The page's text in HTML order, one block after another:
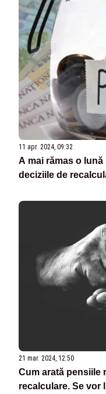
11 apr. 2024, 09:32
A mai rămas o
deciziile de
21 mar. 2024, 12:50
Cum arată pensiile
recalculare. Se vor